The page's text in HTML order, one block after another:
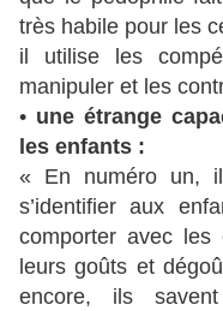
très habile pour les
il utilise les
manipuler et les
• une étrange
les enfants :
« En numéro un,
s’identifier aux
comporter avec
leurs goûts et
encore, ils